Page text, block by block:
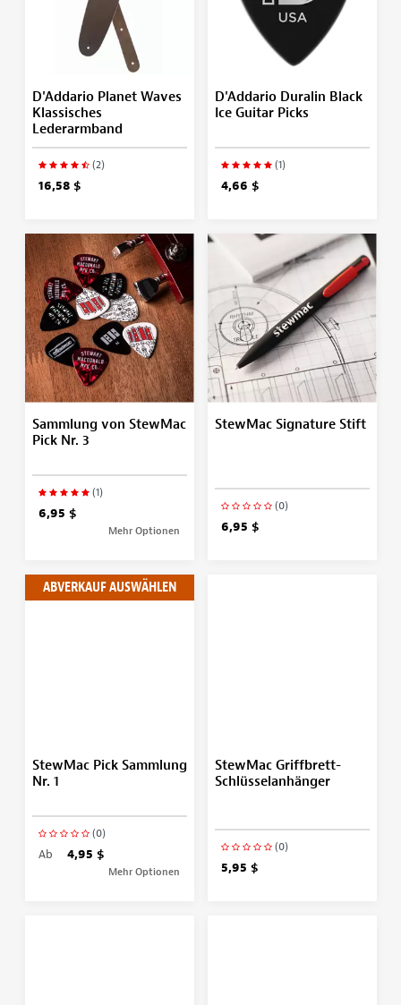
D'Addario Planet Waves
Klassisches
Lederarmband
(2)
16,58 $
D'Addario Duralin Black
Ice Guitar Picks
(1)
4,66 $
Sammlung von StewMac
Pick Nr. 3
(1)
6,95 $
Mehr Optionen
StewMac Signature Stift
(0)
6,95 $
ABVERKAUF AUSWÄHLEN
StewMac Pick Sammlung
Nr. 1
(0)
Ab 4,95 $
Mehr Optionen
StewMac Griffbrett-
Schlüsselanhänger
(0)
5,95 $